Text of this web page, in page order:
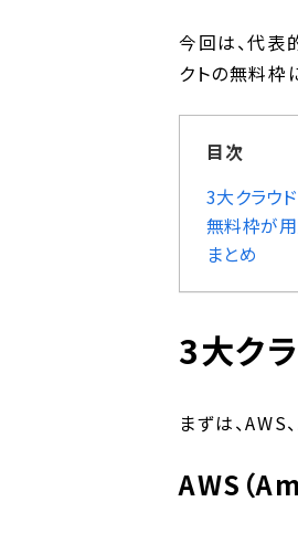
今回は、代表
クトの無料枠
目次
3大クラウ
無料枠が
まとめ
3大ク
まずは、AWS
AWS（